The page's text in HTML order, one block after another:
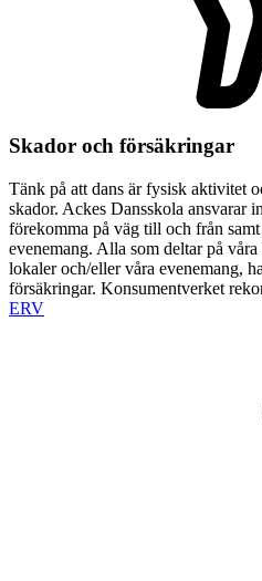
Skador och försäkringar
Tänk på att dans är fysisk aktivitet
skador. Ackes Dansskola ansvarar
förekomma på väg till och från
evenemang. Alla som deltar på
lokaler och/eller våra evenemang,
försäkringar. Konsumentverket
ERV